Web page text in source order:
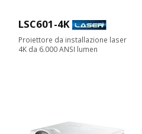
LSC601-4K
Proiettore da installazione laser
4K da 6.000 ANSI lumen